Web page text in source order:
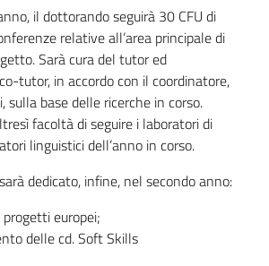
il dottorando seguirà 30 CFU di
relative all’area principale di
Sarà cura del tutor ed
tutor, in accordo con il coordinatore,
sulla base delle ricerche in corso.
facoltà di seguire i laboratori di
linguistici dell’anno in corso.
dedicato, infine, nel secondo anno:
europei;
delle cd. Soft Skills